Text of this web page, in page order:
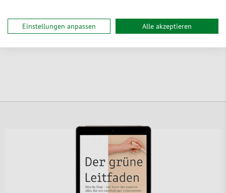
Einstellungen anpassen Alle akzeptieren